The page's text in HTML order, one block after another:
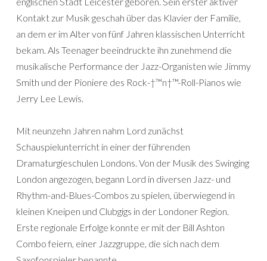
Kontakt zur Musik geschah über das Klavier der Familie,
an dem er im Alter von fünf Jahren klassischen Unterricht
bekam. Als Teenager beeindruckte ihn zunehmend die
musikalische Performance der Jazz-Organisten wie Jimmy
Smith und der Pioniere des Rock-†™n†™-Roll-Pianos wie
Jerry Lee Lewis.
Mit neunzehn Jahren nahm Lord zunächst
Schauspielunterricht in einer der führenden
Dramaturgieschulen Londons. Von der Musik des Swinging
London angezogen, begann Lord in diversen Jazz- und
Rhythm-and-Blues-Combos zu spielen, überwiegend in
kleinen Kneipen und Clubgigs in der Londoner Region.
Erste regionale Erfolge konnte er mit der Bill Ashton
Combo feiern, einer Jazzgruppe, die sich nach dem